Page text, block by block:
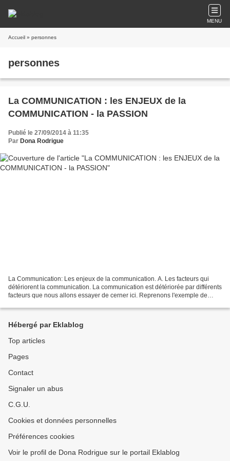
MENU
Accueil » personnes
personnes
La COMMUNICATION : les ENJEUX de la
COMMUNICATION - la PASSION
Publié le 27/09/2014 à 11:35
Par Dona Rodrigue
La Communication: Les enjeux de la communication. A. Les facteurs qui
détériorent la communication. La communication est détériorée par différents
facteurs que nous allons essayer de cerner ici. Reprenons l'exemple de
Hébergé par Eklablog
Top articles
Pages
Contact
Signaler un abus
C.G.U.
Cookies et données personnelles
Préférences cookies
Voir le profil de Dona Rodrigue sur le portail Eklablog